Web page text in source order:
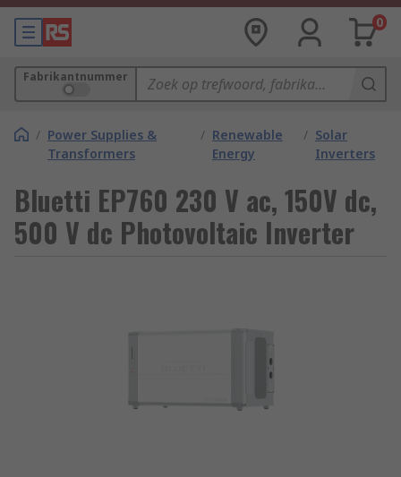
0
Fabrikantnummer
/ Power Supplies &
Transformers
/ Renewable
Energy
/ Solar
Inverters
Bluetti EP760 230 V ac, 150V dc,
500 V dc Photovoltaic Inverter